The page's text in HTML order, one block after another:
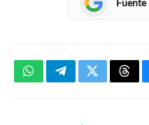
WhatsAppTelegramTwitter